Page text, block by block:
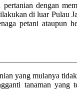
dengan
di luar Pulau
petani ataupun
yang mulanya
tanaman yang